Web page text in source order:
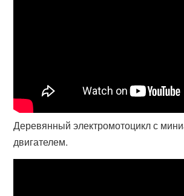
Деревянный электромотоцикл с
двигателем.